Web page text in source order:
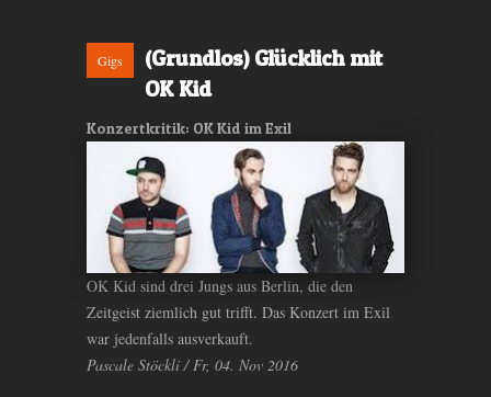
Gigs
(Grundlos) Glücklich mit
OK Kid
Konzertkritik: OK Kid im Exil
OK Kid sind drei Jungs aus Berlin, die den
Zeitgeist ziemlich gut trifft. Das Konzert im Exil
war jedenfalls ausverkauft.
Pascale Stöckli / Fr, 04. Nov 2016